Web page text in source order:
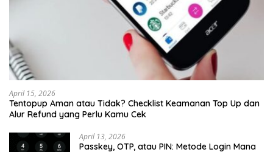
April 15, 2026
Tentopup Aman atau Tidak? Checklist Keamanan Top Up dan
Alur Refund yang Perlu Kamu Cek
April 13, 2026
Passkey, OTP, atau PIN: Metode Login Mana